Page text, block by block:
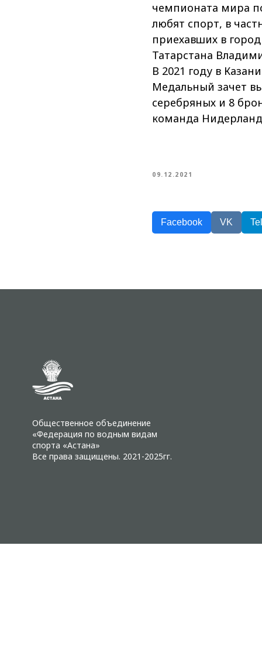
чемпионата мира
любят спорт, в
приехавших в
Татарстана
В 2021 году в
Медальный зачет
серебряных и 8
команда
09.12.2021
Facebook VK
Общественное объединение
«Федерация по водным видам
спорта «Астана»
Все права защищены. 2021-2025гг.